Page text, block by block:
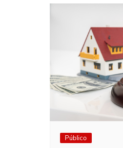
Público